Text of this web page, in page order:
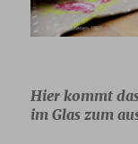
Hier kommt
im Glas zum